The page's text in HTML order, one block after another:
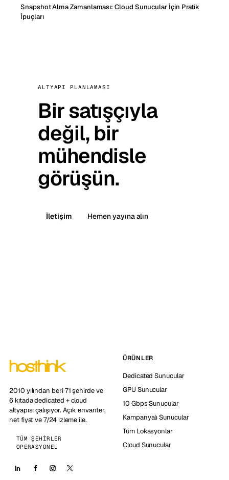
Snapshot Alma Zamanlaması: Cloud Sunucular İçin Pratik
İpuçları
ALTYAPI PLANLAMASI
Bir satışçıyla
değil, bir
mühendisle
görüşün.
İletişim Hemen yayına alın
2010 yılından beri 71 şehirde ve
6 kıtada dedicated + cloud
altyapısı çalışıyor. Açık envanter,
net fiyat ve 7/24 izleme ile.
TÜM ŞEHIRLER
OPERASYONEL
ÜRÜNLER
Dedicated Sunucular
GPU Sunucular
10 Gbps Sunucular
Kampanyalı Sunucular
Tüm Lokasyonlar
Cloud Sunucular